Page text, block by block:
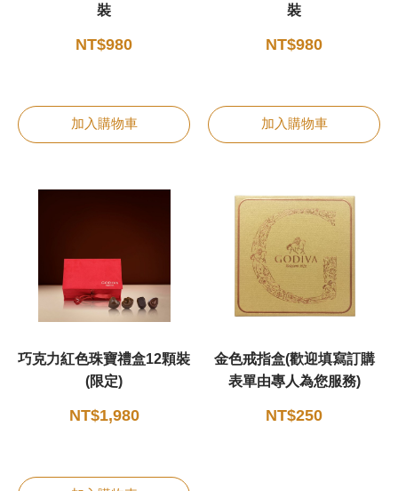
裝
NT$980
加入購物車
裝
NT$980
加入購物車
巧克力紅色珠寶禮盒12顆裝
(限定)
NT$1,980
金色戒指盒(歡迎填寫訂購
表單由專人為您服務)
NT$250